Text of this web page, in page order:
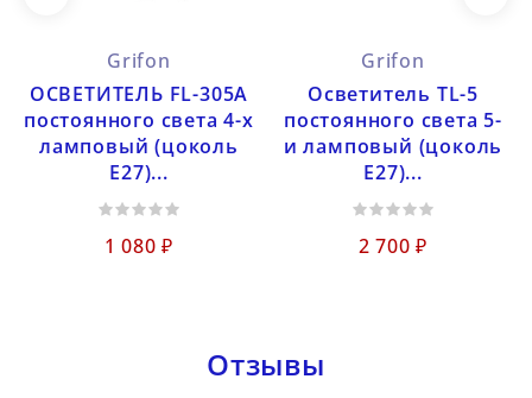
Grifon
ОСВЕТИТЕЛЬ FL-305A
постоянного света 4-х
ламповый (цоколь
Е27)...
1 080 ₽
Grifon
Осветитель TL-5
постоянного света 5-
и ламповый (цоколь
Е27)...
2 700 ₽
Отзывы